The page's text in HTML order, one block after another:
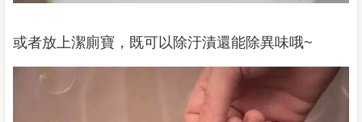
或者放上潔廁寶，既可以除汙漬還能除異味哦~